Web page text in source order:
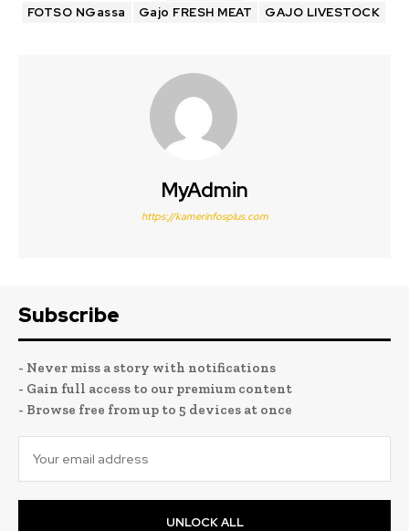
FOTSO NGassa Gajo FRESH MEAT GAJO LIVESTOCK
MyAdmin
https://kamerinfosplus.com
Subscribe
- Never miss a story with notifications
- Gain full access to our premium content
- Browse free from up to 5 devices at once
UNLOCK ALL